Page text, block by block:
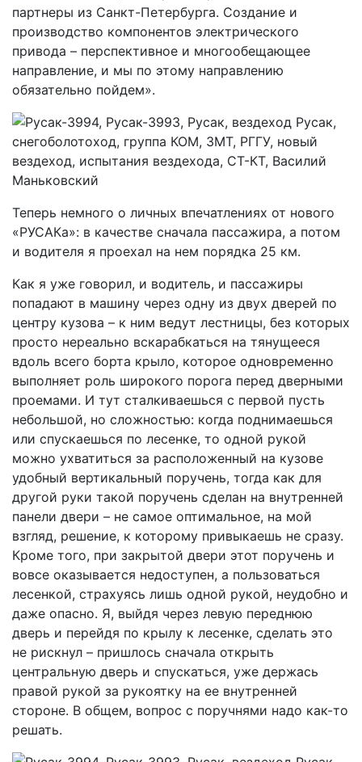
партнеры из Санкт-Петербурга. Создание и
производство компонентов электрического
привода – перспективное и многообещающее
направление, и мы по этому направлению
обязательно пойдем».
Теперь немного о личных впечатлениях от нового
«РУСАКа»: в качестве сначала пассажира, а потом
и водителя я проехал на нем порядка 25 км.
Как я уже говорил, и водитель, и пассажиры
попадают в машину через одну из двух дверей по
центру кузова – к ним ведут лестницы, без которых
просто нереально вскарабкаться на тянущееся
вдоль всего борта крыло, которое одновременно
выполняет роль широкого порога перед дверными
проемами. И тут сталкиваешься с первой пусть
небольшой, но сложностью: когда поднимаешься
или спускаешься по лесенке, то одной рукой
можно ухватиться за расположенный на кузове
удобный вертикальный поручень, тогда как для
другой руки такой поручень сделан на внутренней
панели двери – не самое оптимальное, на мой
взгляд, решение, к которому привыкаешь не сразу.
Кроме того, при закрытой двери этот поручень и
вовсе оказывается недоступен, а пользоваться
лесенкой, страхуясь лишь одной рукой, неудобно и
даже опасно. Я, выйдя через левую переднюю
дверь и перейдя по крылу к лесенке, сделать это
не рискнул – пришлось сначала открыть
центральную дверь и спускаться, уже держась
правой рукой за рукоятку на ее внутренней
стороне. В общем, вопрос с поручнями надо как-то
решать.